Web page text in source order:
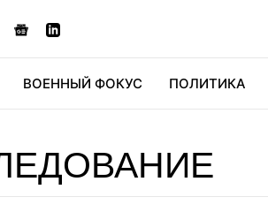
ВОЕННЫЙ ФОКУС ПОЛИТИКА